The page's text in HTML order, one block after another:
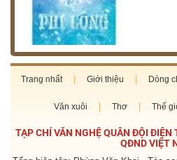
Trang nhất Giới thiệu Dòng
Văn xuôi Thơ Thế
TẠP CHÍ VĂN NGHỆ QUÂN ĐỘI ĐIỆN
QĐND VIỆT